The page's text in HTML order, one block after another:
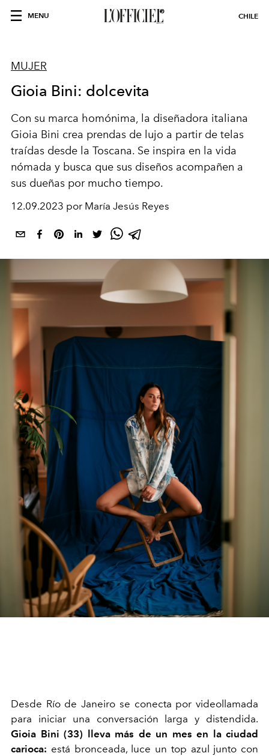
MENU CHILE
MUJER
Gioia Bini: dolcevita
Con su marca homónima, la diseñadora italiana
Gioia Bini crea prendas de lujo a partir de telas
traídas desde la Toscana. Se inspira en la vida
nómada y busca que sus diseños acompañen a
sus dueñas por mucho tiempo.
12.09.2023 por María Jesús Reyes
Desde Río de Janeiro se conecta por videollamada
para iniciar una conversación larga y distendida.
Gioia Bini (33) lleva más de un mes en la ciudad
carioca: está bronceada, luce un top azul junto con